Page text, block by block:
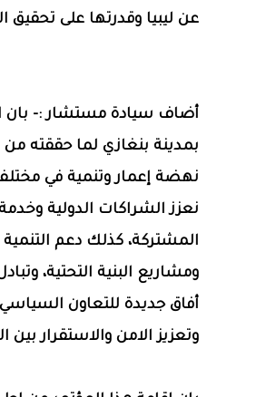
عن ليبيا وقدرتها على تحقيق
أضاف سيادة مستشار :- بان
بمدينة بنغازي لما حققته
نهضة إعمار وتنمية في
نعزز الشراكات الدولية
المشتركة، كذلك دعم
ومشاريع البنية التحتية،
أفاق جديدة للتعاون
وتعزيز الامن والاستقرار بين